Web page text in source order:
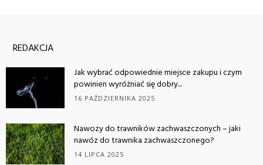
REDAKCJA
Jak wybrać odpowiednie miejsce zakupu i czym
powinien wyróżniać się dobry...
16 PAŹDZIERNIKA 2025
Nawozy do trawników zachwaszczonych – jaki
nawóz do trawnika zachwaszczonego?
14 LIPCA 2025